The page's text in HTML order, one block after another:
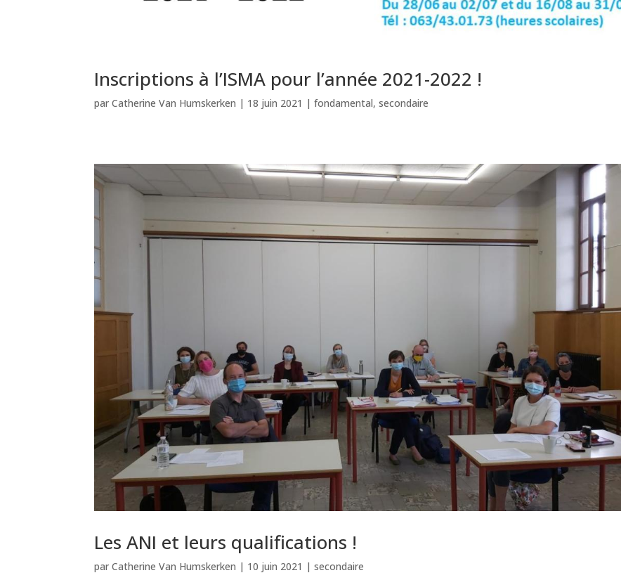
Inscriptions à l’ISMA pour l’année 2021-2022 !
parCatherine Van Humskerken | 18 juin 2021 |fondamental,secondaire
Les ANI et leurs qualifications !
parCatherine Van Humskerken | 10 juin 2021 |secondaire